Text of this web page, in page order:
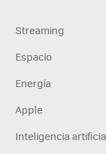
Streaming
Espacio
Energía
Apple
Inteligencia